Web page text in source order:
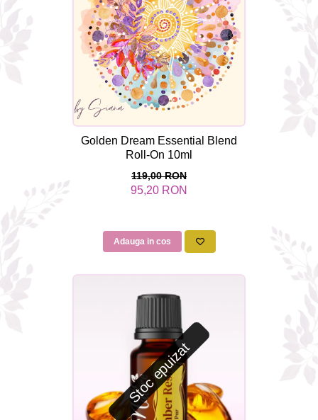
Golden Dream Essential Blend
Roll-On 10ml
119,00 RON
95,20 RON
Adauga in cos
Stoc epuizat